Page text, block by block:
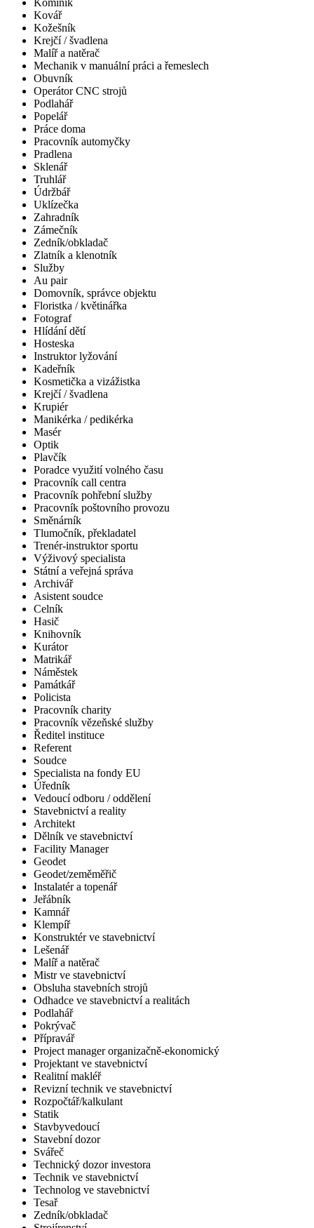
Kominík
Kovář
Kožešník
Krejčí / švadlena
Malíř a natěrač
Mechanik v manuální práci a řemeslech
Obuvník
Operátor CNC strojů
Podlahář
Popelář
Práce doma
Pracovník automyčky
Pradlena
Sklenář
Truhlář
Údržbář
Uklízečka
Zahradník
Zámečník
Zedník/obkladač
Zlatník a klenotník
Služby
Au pair
Domovník, správce objektu
Floristka / květinářka
Fotograf
Hlídání dětí
Hosteska
Instruktor lyžování
Kadeřník
Kosmetička a vizážistka
Krejčí / švadlena
Krupiér
Manikérka / pedikérka
Masér
Optik
Plavčík
Poradce využití volného času
Pracovník call centra
Pracovník pohřební služby
Pracovník poštovního provozu
Směnárník
Tlumočník, překladatel
Trenér-instruktor sportu
Výživový specialista
Státní a veřejná správa
Archivář
Asistent soudce
Celník
Hasič
Knihovník
Kurátor
Matrikář
Náměstek
Památkář
Policista
Pracovník charity
Pracovník vězeňské služby
Ředitel instituce
Referent
Soudce
Specialista na fondy EU
Úředník
Vedoucí odboru / oddělení
Stavebnictví a reality
Architekt
Dělník ve stavebnictví
Facility Manager
Geodet
Geodet/zeměměřič
Instalatér a topenář
Jeřábník
Kamnář
Klempíř
Konstruktér ve stavebnictví
Lešenář
Malíř a natěrač
Mistr ve stavebnictví
Obsluha stavebních strojů
Odhadce ve stavebnictví a realitách
Podlahář
Pokrývač
Přípravář
Project manager organizačně-ekonomický
Projektant ve stavebnictví
Realitní makléř
Revizní technik ve stavebnictví
Rozpočtář/kalkulant
Statik
Stavbyvedoucí
Stavební dozor
Svářeč
Technický dozor investora
Technik ve stavebnictví
Technolog ve stavebnictví
Tesař
Zedník/obkladač